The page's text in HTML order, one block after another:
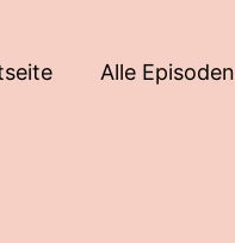
Alle Episoden